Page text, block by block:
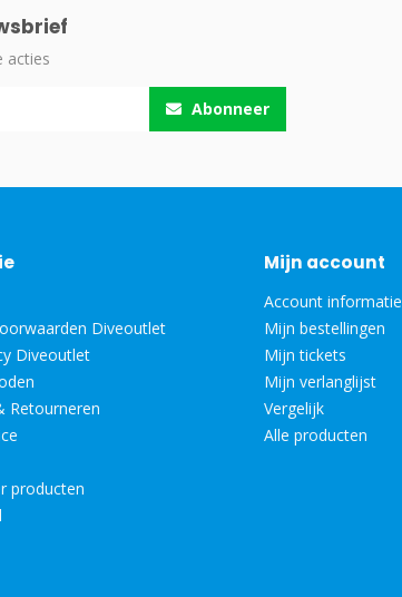
acties
Abonneer
Diveoutlet
Diveoutlet
Retourneren
producten
Mijn account
Account informatie
Mijn bestellingen
Mijn tickets
Mijn verlanglijst
Vergelijk
Alle producten